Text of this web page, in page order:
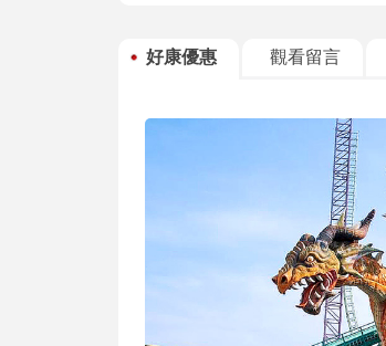
好康優惠 觀看留言